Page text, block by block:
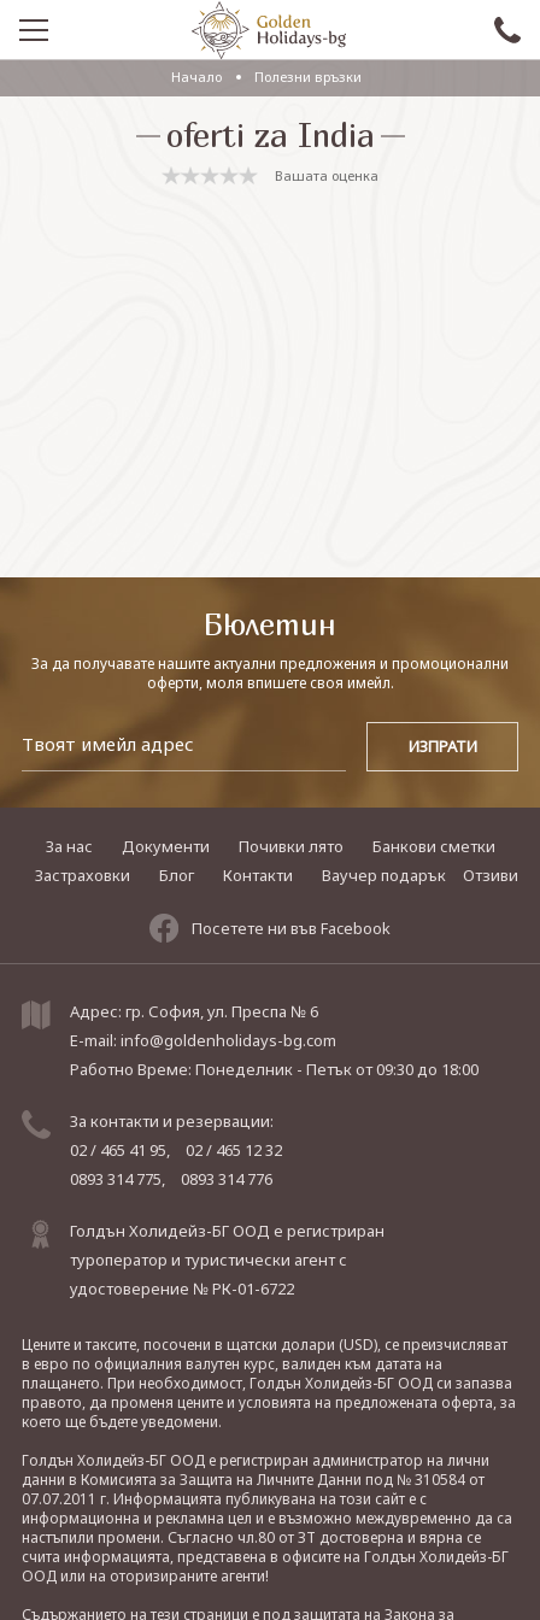
ПРОМО
EКСКУРЗИИ СЪС САМОЛЕТ
Начало Полезни връзки
oferti za India
Вашата оценка
Бюлетин
За да получавате нашите актуални предложения и промоционални
оферти, моля впишете своя имейл.
За нас Документи Почивки лято
Банкови сметки
Застраховки
Блог Контакти Ваучер подарък Отзиви
Посетете ни във Facebook
Адрес: гр. София, ул. Преспа № 6
E-mail: info@goldenholidays-bg.com
Работно Време: Понеделник - Петъкот 09:30 до 18:00
За контакти и резервации:
02 / 465 41 95,
02 / 465 12 32
0893 314 775,
0893 314 776
Голдън Холидейз-БГ ООД е регистриран
туроператор и туристически агент с
удостоверение № РК-01-6722
Цените и таксите, посочени в щатски долари (USD), се преизчисляват
в евро по официалния валутен курс, валиден към датата на
плащането. При необходимост, Голдън Холидейз-БГ ООД си запазва
правото, да променя цените и условията на предложената оферта, за
което ще бъдете уведомени.
Голдън Холидейз-БГ ООД е регистриран администратор на лични
данни в Комисията за Защита на Личните Данни под № 310584 от
07.07.2011 г. Информацията публикувана на този сайт е с
информационна и рекламна цел и е възможно междувременно да са
настъпили промени. Съгласно чл.80 от ЗТ достоверна и вярна се
счита информацията, представена в офисите на Голдън Холидейз-БГ
ООД или на оторизираните агенти!
Съдържанието на тези страници е под защитата на Закона за